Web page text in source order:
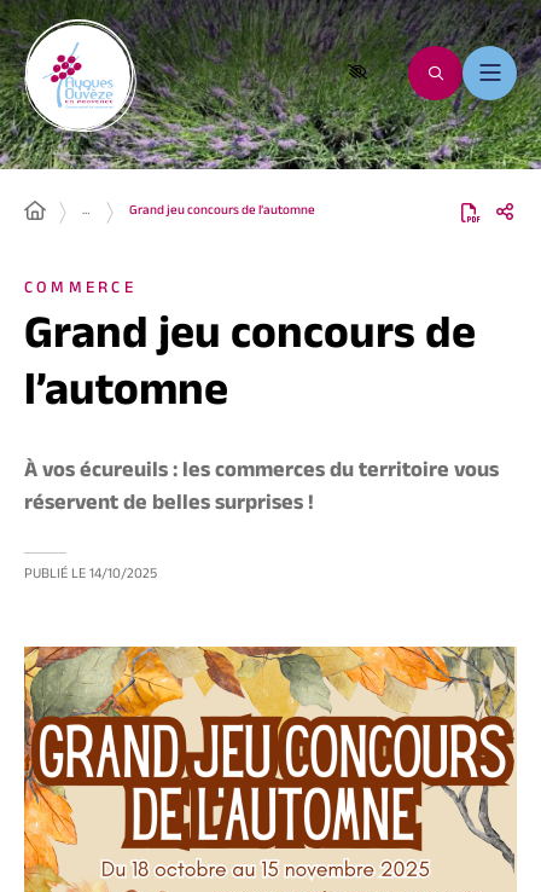
… Grand jeu concours de l’automne
COMMERCE
Grand jeu concours de
l’automne
À vos écureuils : les commerces du territoire vous
réservent de belles surprises !
PUBLIÉ LE14/10/2025